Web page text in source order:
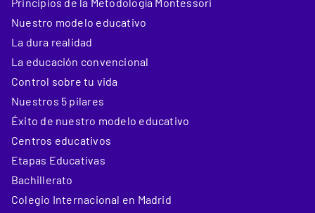
Nuestro modelo educativo
La dura realidad
La educación convencional
Control sobre tu vida
Nuestros 5 pilares
Éxito de nuestro modelo educativo
Centros educativos
Etapas Educativas
Bachillerato
Colegio Internacional en Madrid